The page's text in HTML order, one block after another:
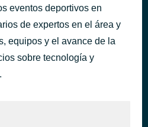
eventos deportivos en
de expertos en el área y
equipos y el avance de la
sobre tecnología y